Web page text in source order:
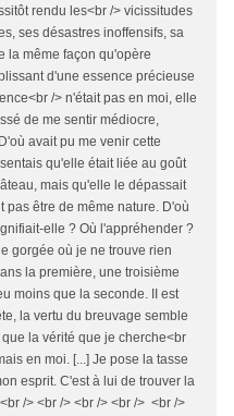
rendu les<br /> vicissitudes
ses désastres inoffensifs, sa
la même façon qu'opère
d'une essence précieuse
/> n'était pas en moi, elle
de me sentir médiocre,
avait pu me venir cette
qu'elle était liée au goût
mais qu'elle le dépassait
pas être de même nature. D'où
elle ? Où l'appréhender ?
gorgée où je ne trouve rien
la première, une troisième
moins que la seconde. II est
la vertu du breuvage semble
la vérité que je cherche<br
en moi. [...] Je pose la tasse
esprit. C'est à lui de trouver la
/> <br /> <br /> <br /> <br />